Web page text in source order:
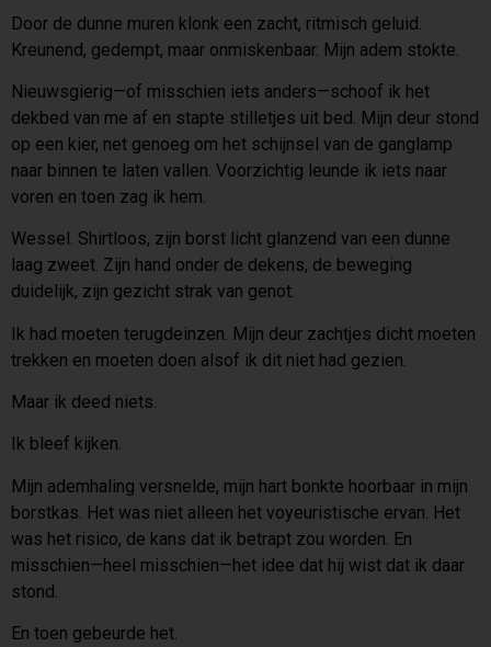
Door de dunne muren klonk een zacht, ritmisch geluid.
Kreunend, gedempt, maar onmiskenbaar. Mijn adem stokte.
Nieuwsgierig—of misschien iets anders—schoof ik het
dekbed van me af en stapte stilletjes uit bed. Mijn deur stond
op een kier, net genoeg om het schijnsel van de ganglamp
naar binnen te laten vallen. Voorzichtig leunde ik iets naar
voren en toen zag ik hem.
Wessel. Shirtloos, zijn borst licht glanzend van een dunne
laag zweet. Zijn hand onder de dekens, de beweging
duidelijk, zijn gezicht strak van genot.
Ik had moeten terugdeinzen. Mijn deur zachtjes dicht moeten
trekken en moeten doen alsof ik dit niet had gezien.
Maar ik deed niets.
Ik bleef kijken.
Mijn ademhaling versnelde, mijn hart bonkte hoorbaar in mijn
borstkas. Het was niet alleen het voyeuristische ervan. Het
was het risico, de kans dat ik betrapt zou worden. En
misschien—heel misschien—het idee dat hij wist dat ik daar
stond.
En toen gebeurde het.